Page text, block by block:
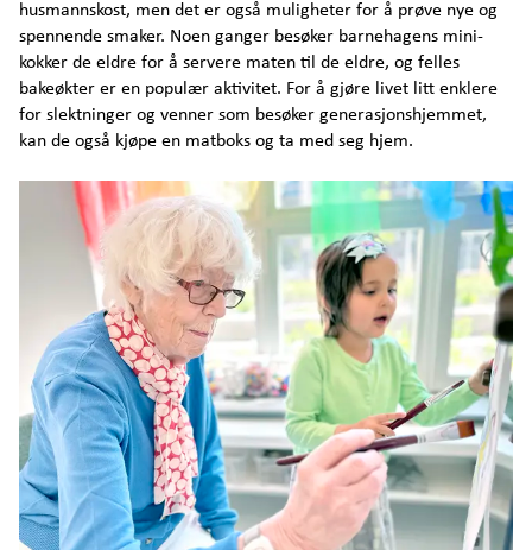
Arendalsuka program
Kontakt
husmannskost, men det er også muligheter for å prøve nye og
spennende smaker. Noen ganger besøker barnehagens mini-
kokker de eldre for å servere maten til de eldre, og felles
bakeøkter er en populær aktivitet. For å gjøre livet litt enklere
for slektninger og venner som besøker generasjonshjemmet,
kan de også kjøpe en matboks og ta med seg hjem.